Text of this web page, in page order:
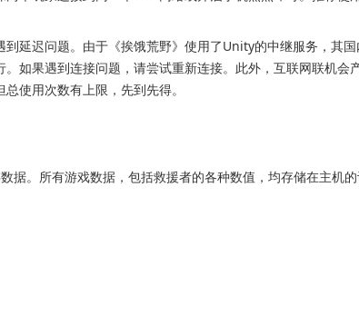
延迟问题。由于《挨饿荒野》使用了Unity的中继服务，其国
如果遇到连接问题，请尝试重新连接。此外，互联网联机会
使用次数有上限，先到先得。
据。所有游戏数据，包括救援者的各种数值，均存储在主机